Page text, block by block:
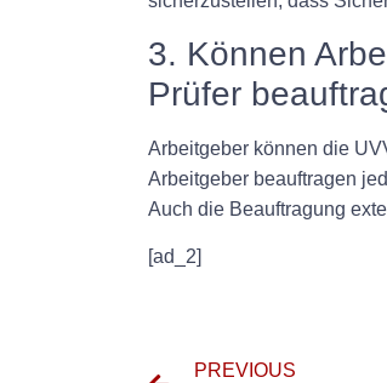
3. Können
Prüfer
Arbeitgeber können die
Arbeitgeber beauftragen
Auch die Beauftragung
[ad_2]
PREVIOUS